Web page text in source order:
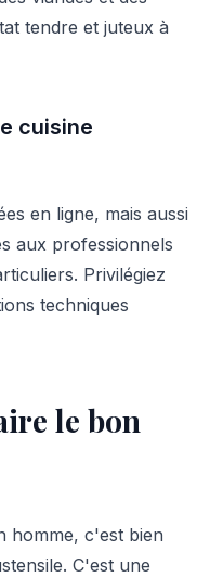
tendre et juteux à
cuisine
en ligne, mais aussi
aux professionnels
Privilégiez
techniques
le bon
homme, c'est bien
C'est une